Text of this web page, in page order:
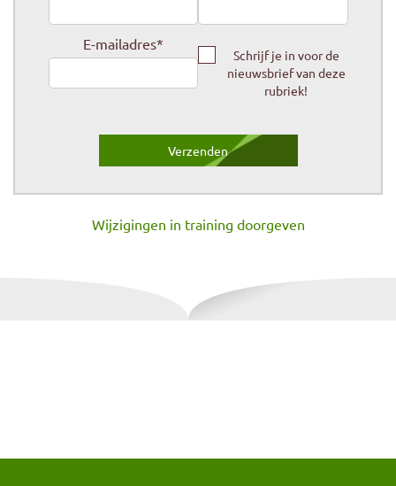
E-mailadres*
Schrijf je in voor de
nieuwsbrief van deze
rubriek!
Wijzigingen in training doorgeven